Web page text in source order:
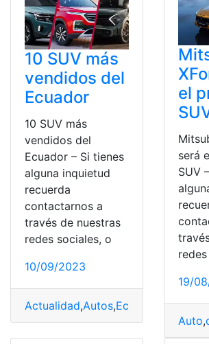
10 SUV más
vendidos del
Ecuador
10 SUV más
vendidos del
Ecuador – Si tienes
alguna inquietud
recuerda
contactarnos a
través de nuestras
redes sociales, o
10/09/2023
Actualidad,Autos,Ecuador Modelos,
el
será
SUV
19/
Auto,